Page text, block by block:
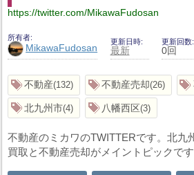
https://twitter.com/MikawaFudosan
所有者
MikawaFudosan
更新日時
最新
更新回数
0回
不動産 132 不動産売却 26
北九州市 4 八幡西区 3
不動産のミカワのTWITTERです。北九
買取と不動産売却がメイントピックです